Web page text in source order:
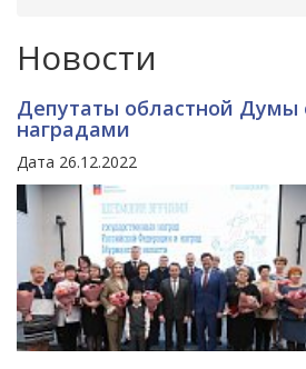
Новости
Депутаты областной Думы
наградами
Дата 26.12.2022